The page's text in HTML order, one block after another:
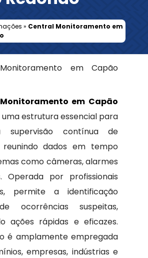
» Central Monitoramento em
em Capão
uma estrutura essencial para
supervisão contínua de
reunindo dados em tempo
como câmeras, alarmes
Operada por profissionais
permite a identificação
ocorrências suspeitas,
ações rápidas e eficazes.
é amplamente empregada
empresas, indústrias e